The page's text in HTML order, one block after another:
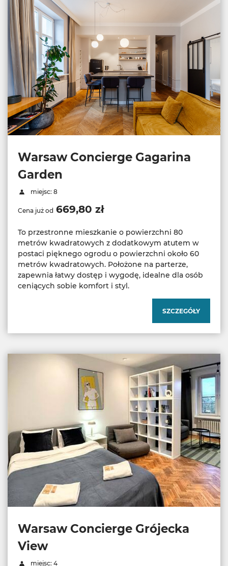
Warsaw Concierge Gagarina
Garden
miejsc: 8
Cena już od 669,80 zł
To przestronne mieszkanie o powierzchni 80
metrów kwadratowych z dodatkowym atutem w
postaci pięknego ogrodu o powierzchni około 60
metrów kwadratowych. Położone na parterze,
zapewnia łatwy dostęp i wygodę, idealne dla osób
ceniących sobie komfort i styl.
SZCZEGÓŁY
Warsaw Concierge Grójecka
View
miejsc: 4